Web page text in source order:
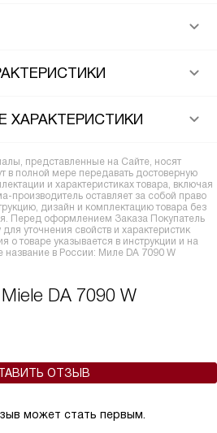
ХАРАКТЕРИСТИКИ
представленные на Сайте, носят
в полной мере передавать достоверную
и характеристиках товара, включая
оставляет за собой право
дизайн и комплектацию товара без
Перед оформлением Заказа Покупатель
уточнения свойств и характеристик
товаре указывается в инструкции и на
название в России: Миле DA 7090 W
DA 7090 W
ОТЗЫВ
может стать первым.